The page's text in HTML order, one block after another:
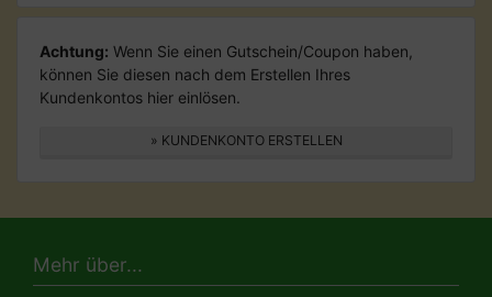
Achtung: Wenn Sie einen Gutschein/Coupon haben,
können Sie diesen nach dem Erstellen Ihres
Kundenkontos hier einlösen.
» KUNDENKONTO ERSTELLEN
Mehr über...